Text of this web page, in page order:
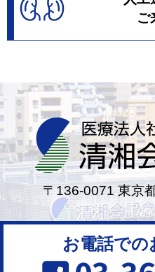
ご
〒136-0071 東京
お電話での